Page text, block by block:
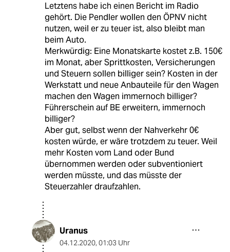
Letztens habe ich einen Bericht im Radio
gehört. Die Pendler wollen den ÖPNV nicht
nutzen, weil er zu teuer ist, also bleibt man
beim Auto.
Merkwürdig: Eine Monatskarte kostet z.B. 150€
im Monat, aber Sprittkosten, Versicherungen
und Steuern sollen billiger sein? Kosten in der
Werkstatt und neue Anbauteile für den Wagen
machen den Wagen immernoch billiger?
Führerschein auf BE erweitern, immernoch
billiger?
Aber gut, selbst wenn der Nahverkehr 0€
kosten würde, er wäre trotzdem zu teuer. Weil
mehr Kosten vom Land oder Bund
übernommen werden oder subventioniert
werden müsste, und das müsste der
Steuerzahler draufzahlen.
Uranus
04.12.2020, 01:03 Uhr